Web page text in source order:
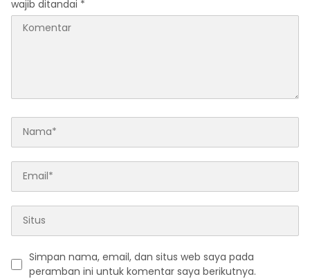
wajib ditandai *
Simpan nama, email, dan situs web saya pada
peramban ini untuk komentar saya berikutnya.